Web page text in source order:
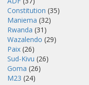
Constitution (35)
Maniema (32)
Rwanda (31)
Wazalendo (29)
Paix (26)
Sud-Kivu (26)
Goma (26)
M23 (24)